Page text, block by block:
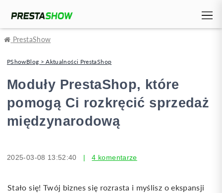
PrestaShow
PShowBlog > Aktualności PrestaShop
Moduły PrestaShop, które
pomogą Ci rozkręcić sprzedaż
międzynarodową
2025-03-08 13:52:40 |4 komentarze
Stało się! Twój biznes się rozrasta i myślisz o ekspansji